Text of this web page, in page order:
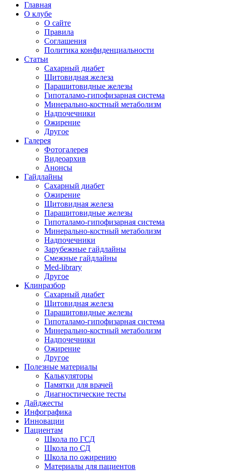
Главная
О клубе
О сайте
Правила
Соглашения
Политика конфиденциальности
Статьи
Сахарный диабет
Щитовидная железа
Паращитовидные железы
Гипоталамо-гипофизарная система
Минерально-костный метаболизм
Надпочечники
Ожирение
Другое
Галерея
Фотогалерея
Видеоархив
Анонсы
Гайдлайны
Сахарный диабет
Ожирение
Щитовидная железа
Паращитовидные железы
Гипоталамо-гипофизарная система
Минерально-костный метаболизм
Надпочечники
Зарубежные гайдлайны
Смежные гайдлайны
Med-library
Другое
Клинразбор
Сахарный диабет
Щитовидная железа
Паращитовидные железы
Гипоталамо-гипофизарная система
Минерально-костный метаболизм
Надпочечники
Ожирение
Другое
Полезные материалы
Калькуляторы
Памятки для врачей
Диагностические тесты
Дайджесты
Инфографика
Инновации
Пациентам
Школа по ГСД
Школа по СД
Школа по ожирению
Материалы для пациентов